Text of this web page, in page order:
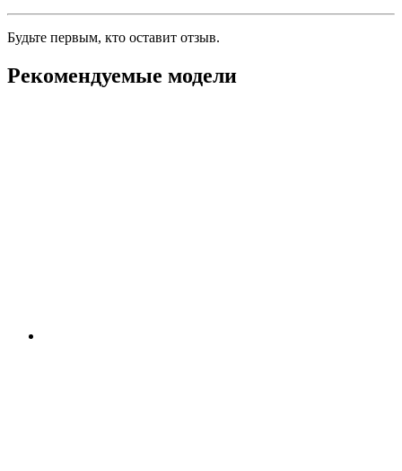
Будьте первым, кто оставит отзыв.
Рекомендуемые модели